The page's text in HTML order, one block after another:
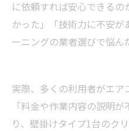
に依頼すれば安心できる
かった」「技術力に不安が
ーニングの業者選びで悩ん
実際、多くの利用者がエ
「料金や作業内容の説明
り、壁掛けタイプ1台のク